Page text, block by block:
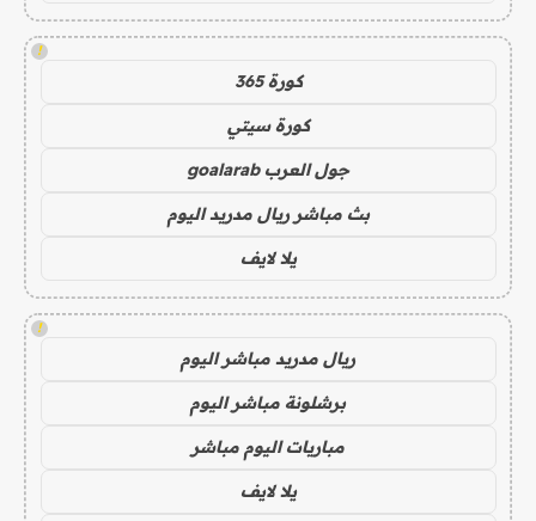
!
كورة 365
كورة سيتي
جول العرب goalarab
بث مباشر ريال مدريد اليوم
يلا لايف
!
ريال مدريد مباشر اليوم
برشلونة مباشر اليوم
مباريات اليوم مباشر
يلا لايف